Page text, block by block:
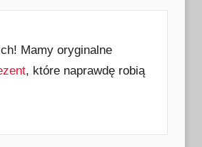
Mamy oryginalne
, które naprawdę robią